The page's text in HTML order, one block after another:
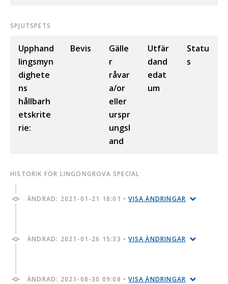
SPJUTSPETS
Upphand
lingsmyn
dighete
ns
hållbarh
etskrite
rie:
Bevis
Gälle
r
råvar
a/or
eller
urspr
ungsl
and
Utfär
dand
edat
um
Statu
s
HISTORIK FÖR LINGONGROVA SPECIAL
ÄNDRAD: 2021-01-21 18:01 •VISA ÄNDRINGAR
ÄNDRAD: 2021-01-26 15:33 •VISA ÄNDRINGAR
ÄNDRAD: 2021-08-30 09:08 •VISA ÄNDRINGAR